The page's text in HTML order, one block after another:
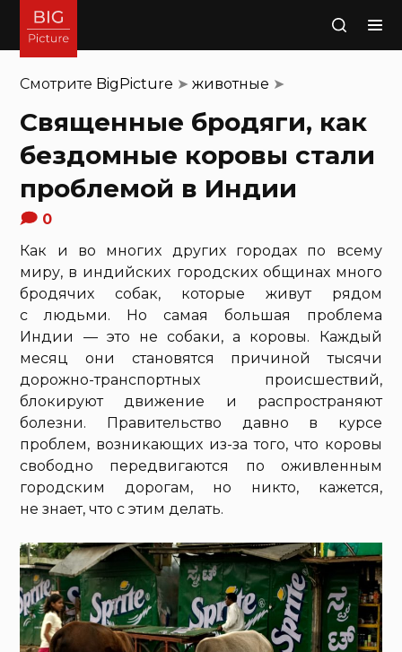
Поиск
Смотрите BigPicture ➤животные ➤
Священные бродяги, как
бездомные коровы стали
проблемой в Индии
0
Как и во многих других городах по всему
миру, в индийских городских общинах много
бродячих собак, которые живут рядом
с людьми. Но самая большая проблема
Индии — это не собаки, а коровы. Каждый
месяц они становятся причиной тысячи
дорожно-транспортных происшествий,
блокируют движение и распространяют
болезни. Правительство давно в курсе
проблем, возникающих из-за того, что коровы
свободно передвигаются по оживленным
городским дорогам, но никто, кажется,
не знает, что с этим делать.